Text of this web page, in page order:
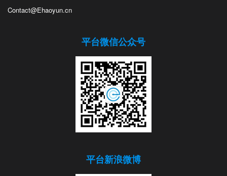
Contact@Ehaoyun.cn
平台微信公众号
平台新浪微博